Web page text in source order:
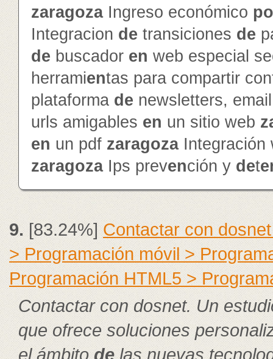
zaragozaIngreso económico
Integracion de transiciones de
de buscador en web especial
herramientas para compartir
plataforma de newsletters,
urls amigables en un sitio web
en un pdf zaragozaIntegración
zaragozaIps prevención y det
9. [83.24%]Contactar con
> Programación móvil >
Programación HTML5 >
Contactar con dosnet. Un
que ofrece soluciones
el ámbitode las nuevas